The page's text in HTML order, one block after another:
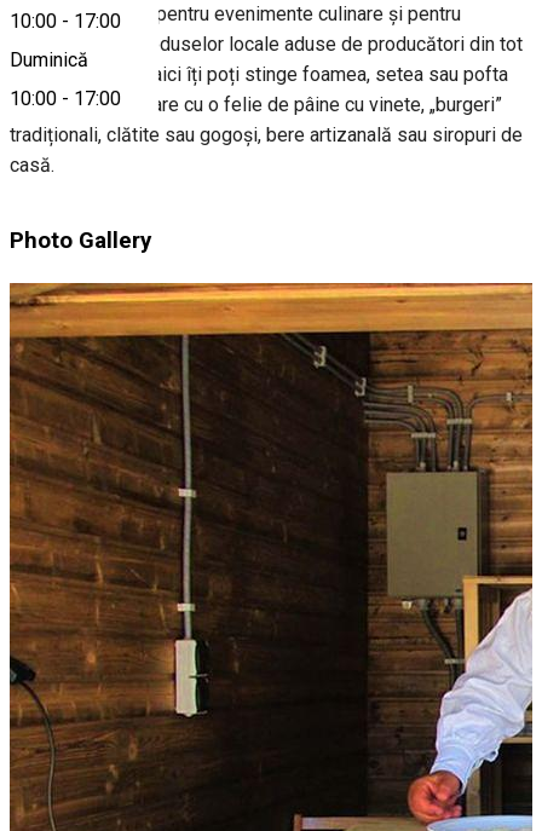
10:00 - 17:00
Duminică
10:00 - 17:00
special amenajat pentru evenimente culinare și pentru
achiziționarea produselor locale aduse de producători din tot
județul Sibiu. Tot aici îți poți stinge foamea, setea sau pofta
de ceva de mâncare cu o felie de pâine cu vinete, „burgeri”
tradiționali, clătite sau gogoși, bere artizanală sau siropuri de
casă.
Photo Gallery